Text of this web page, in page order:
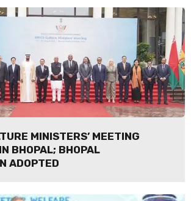
MINISTERS’ MEETING
BHOPAL; BHOPAL
ADOPTED